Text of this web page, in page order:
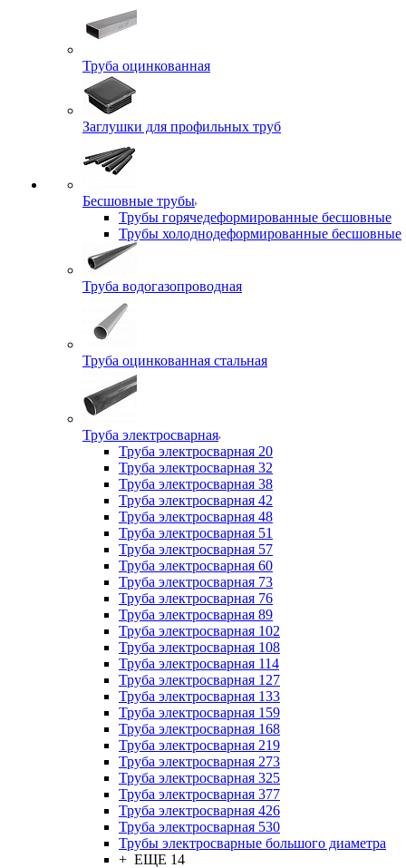
Труба оцинкованная
Заглушки для профильных труб
Бесшовные трубы
Трубы горячедеформированные бесшовные
Трубы холоднодеформированные бесшовные
Труба водогазопроводная
Труба оцинкованная стальная
Труба электросварная
Труба электросварная 20
Труба электросварная 32
Труба электросварная 38
Труба электросварная 42
Труба электросварная 48
Труба электросварная 51
Труба электросварная 57
Труба электросварная 60
Труба электросварная 73
Труба электросварная 76
Труба электросварная 89
Труба электросварная 102
Труба электросварная 108
Труба электросварная 114
Труба электросварная 127
Труба электросварная 133
Труба электросварная 159
Труба электросварная 168
Труба электросварная 219
Труба электросварная 273
Труба электросварная 325
Труба электросварная 377
Труба электросварная 426
Труба электросварная 530
Трубы электросварные большого диаметра
+ ЕЩЕ 14